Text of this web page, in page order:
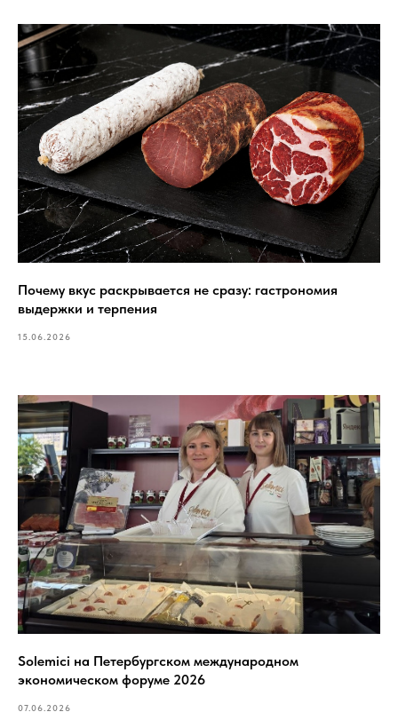
Почему вкус раскрывается не сразу: гастрономия
выдержки и терпения
15.06.2026
Solemici на Петербургском международном
экономическом форуме 2026
07.06.2026